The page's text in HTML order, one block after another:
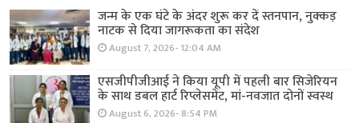
जन्म के एक घंटे के अंदर शुरू कर दें स्तनपान, नुक्कड़
नाटक से दिया जागरूकता का संदेश
August 7, 2026- 12:04 AM
एसजीपीजीआई ने किया यूपी में पहली बार सिजेरियन
के साथ डबल हार्ट रिप्लेसमेंट, मां-नवजात दोनों स्वस्थ
August 6, 2026- 8:54 PM